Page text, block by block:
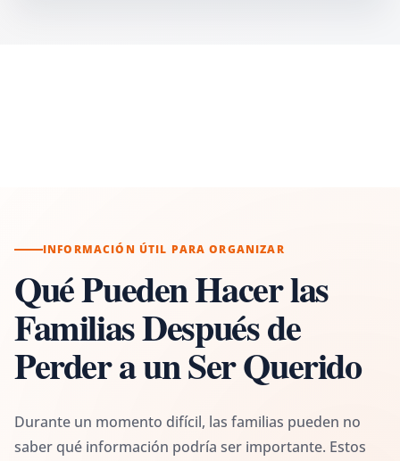
INFORMACIÓN ÚTIL PARA ORGANIZAR
Qué Pueden Hacer las
Familias Después de
Perder a un Ser Querido
Durante un momento difícil, las familias pueden no
saber qué información podría ser importante. Estos